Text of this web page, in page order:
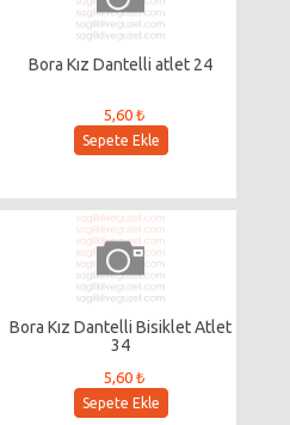
Bora Kız Dantelli atlet 24
5,60 ₺
Sepete Ekle
Bora Kız Dantelli Bisiklet Atlet
34
5,60 ₺
Sepete Ekle